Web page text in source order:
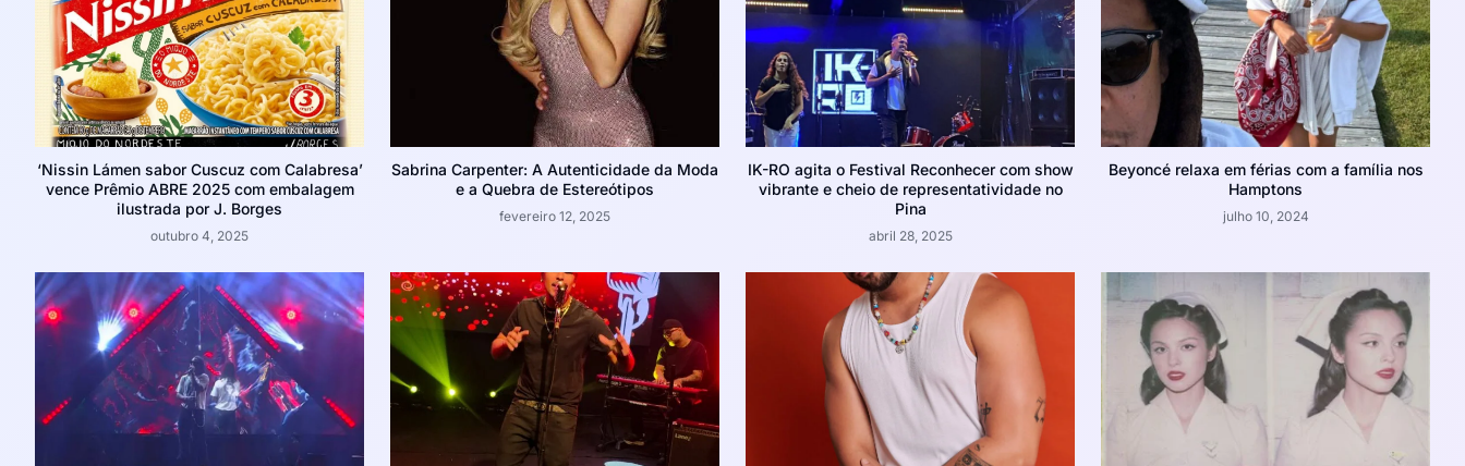
‘Nissin Lámen sabor Cuscuz com Calabresa’
vence Prêmio ABRE 2025 com embalagem
ilustrada por J. Borges
outubro 4, 2025
Sabrina Carpenter: A Autenticidade da Moda
e a Quebra de Estereótipos
fevereiro 12, 2025
IK-RO agita o Festival Reconhecer com show
vibrante e cheio de representatividade no
Pina
abril 28, 2025
Beyoncé relaxa em férias com a família nos
Hamptons
julho 10, 2024